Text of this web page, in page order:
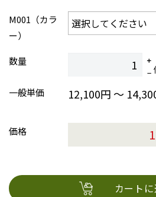
M001（カラ
ー）
数量
一般単価
12,100円 ～
価格
カート